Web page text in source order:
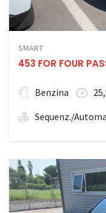
SMART
453 FOR FOUR
Benzina
Sequenz./